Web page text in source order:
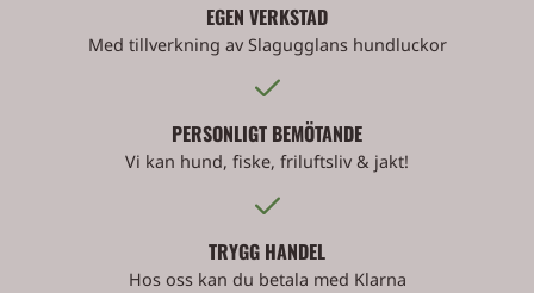
EGEN VERKSTAD
Med tillverkning av Slagugglans hundluckor
PERSONLIGT BEMÖTANDE
Vi kan hund, fiske, friluftsliv & jakt!
TRYGG HANDEL
Hos oss kan du betala med Klarna